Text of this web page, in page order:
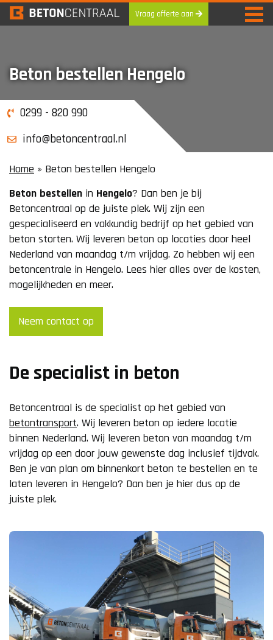
Vraag offerte aan
Beton bestellen Hengelo
0299 - 820 990
info@betoncentraal.nl
Home » Beton bestellen Hengelo
Beton bestellen in Hengelo? Dan ben je bij
Betoncentraal op de juiste plek. Wij zijn een
gespecialiseerd en vakkundig bedrijf op het gebied van
beton storten. Wij leveren beton op locaties door heel
Nederland van maandag t/m vrijdag. Zo hebben wij een
betoncentrale in Hengelo. Lees hier alles over de kosten,
mogelijkheden en meer.
Neem contact op
De specialist in beton
Betoncentraal is de specialist op het gebied van
betontransport. Wij leveren beton op iedere locatie
binnen Nederland. Wij leveren beton van maandag t/m
vrijdag op een door jouw gewenste dag inclusief tijdvak.
Ben je van plan om binnenkort beton te bestellen en te
laten leveren in Hengelo? Dan ben je hier dus op de
juiste plek.